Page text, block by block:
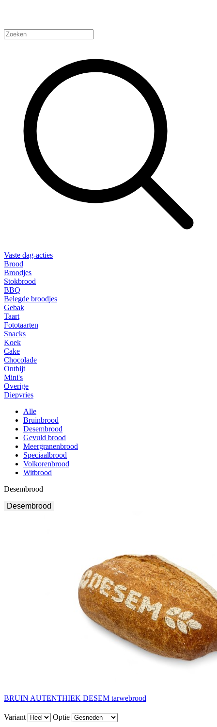
Vaste dag-acties
Brood
Broodjes
Stokbrood
BBQ
Belegde broodjes
Gebak
Taart
Fototaarten
Snacks
Koek
Cake
Chocolade
Ontbijt
Mini's
Overige
Diepvries
Alle
Bruinbrood
Desembrood
Gevuld brood
Meergranenbrood
Speciaalbrood
Volkorenbrood
Witbrood
Desembrood
Desembrood
BRUIN AUTENTHIEK DESEM tarwebrood
Variant Optie